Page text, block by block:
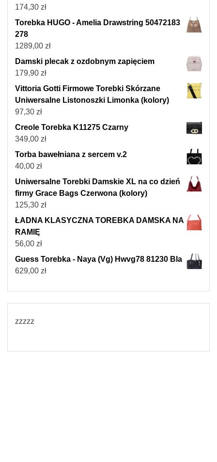
174,30 zł
Torebka HUGO - Amelia Drawstring 50472183
278
1289,00 zł
Damski plecak z ozdobnym zapięciem
179,90 zł
Vittoria Gotti Firmowe Torebki Skórzane
Uniwersalne Listonoszki Limonka (kolory)
97,30 zł
Creole Torebka K11275 Czarny
349,00 zł
Torba bawełniana z sercem v.2
40,00 zł
Uniwersalne Torebki Damskie XL na co dzień
firmy Grace Bags Czerwona (kolory)
125,30 zł
ŁADNA KLASYCZNA TOREBKA DAMSKA NA
RAMIĘ
56,00 zł
Guess Torebka - Naya (Vg) Hwvg78 81230 Bla
629,00 zł
zzzzz